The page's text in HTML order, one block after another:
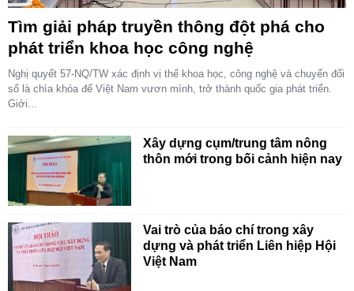
Tìm giải pháp truyền thông đột phá cho
phát triển khoa học công nghệ
Nghị quyết 57-NQ/TW xác định vị thế khoa học, công nghệ và chuyển đổi
số là chìa khóa để Việt Nam vươn mình, trở thành quốc gia phát triển.
Giới...
Xây dựng cụm/trung tâm nông
thôn mới trong bối cảnh hiện nay
Vai trò của báo chí trong xây
dựng và phát triển Liên hiệp Hội
Việt Nam